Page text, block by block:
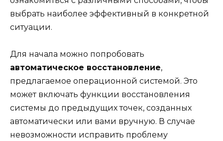
выбрать наиболее эффективный в конкретной
ситуации.
Для начала можно попробовать
автоматическое восстановление,
предлагаемое операционной системой. Это
может включать функции восстановления
системы до предыдущих точек, созданных
автоматически или вами вручную. В случае
невозможности исправить проблему